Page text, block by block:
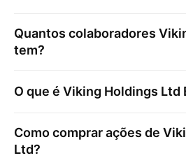
Quantos colaboradores
tem?
O que é Viking Holdings Ltd
Como comprar ações de
Ltd?